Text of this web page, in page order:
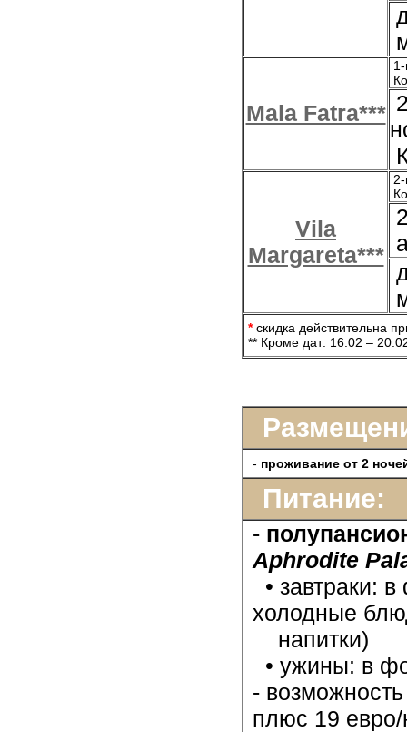
Mala Fatra***
Vila
Margareta***
*скидка действительна
** Кроме дат: 16.02 –
- проживание от 2
Питание:
-
Aphrodite
• завтраки:
холодные
напитки)
• ужины: в
-
плюс 19 евро/